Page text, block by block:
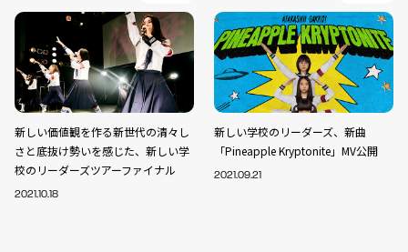
新しい価値観を作る新世代の清々し
さと底抜け勢いを感じた、新しい学
校のリーダーズツアーファイナル
2021.10.18
新しい学校のリーダーズ、新曲
「Pineapple Kryptonite」MV公開
2021.09.21